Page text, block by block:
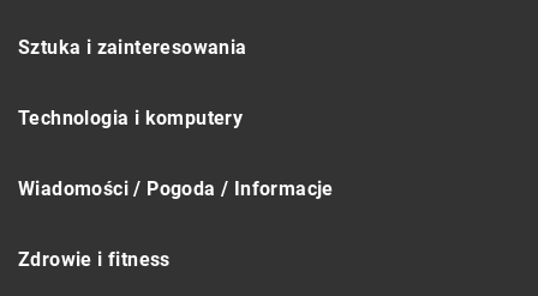
Sztuka i zainteresowania
Technologia i komputery
Wiadomości / Pogoda / Informacje
Zdrowie i fitness